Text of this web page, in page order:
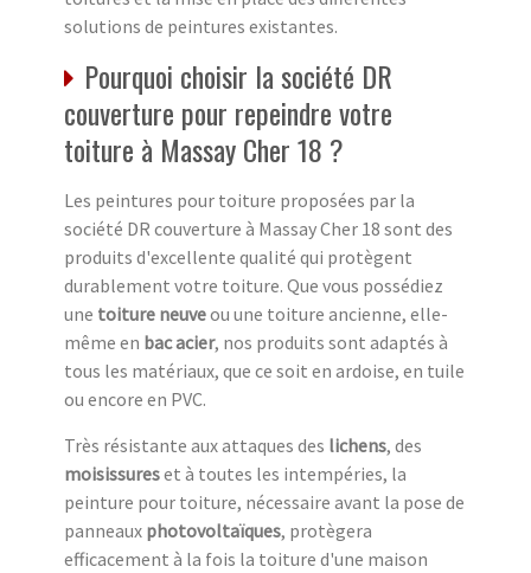
solutions de peintures existantes.
Pourquoi choisir la société DR
couverture pour repeindre votre
toiture à Massay Cher 18 ?
Les peintures pour toiture proposées par la
société DR couverture à Massay Cher 18 sont des
produits d'excellente qualité qui protègent
durablement votre toiture. Que vous possédiez
une toiture neuveou une toiture ancienne, elle-
même en bac acier, nos produits sont adaptés à
tous les matériaux, que ce soit en ardoise, en tuile
ou encore en PVC.
Très résistante aux attaques des lichens, des
moisissureset à toutes les intempéries, la
peinture pour toiture, nécessaire avant la pose de
panneaux photovoltaïques, protègera
efficacement à la fois la toiture d'une maison